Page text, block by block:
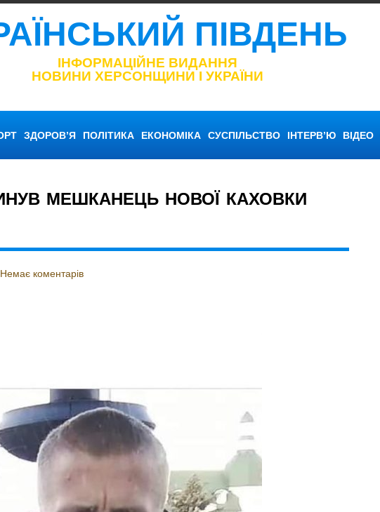
ПІВДЕНЬ
ІНФОРМАЦІЙНЕ ВИДАННЯ
НОВИНИ ХЕРСОНЩИНИ І УКРАЇНИ
ЗДОРОВ’Я ПОЛІТИКА ЕКОНОМІКА СУСПІЛЬСТВО ІНТЕРВ’Ю ВІДЕО
МЕШКАНЕЦЬ НОВОЇ КАХОВКИ
Немає коментарів